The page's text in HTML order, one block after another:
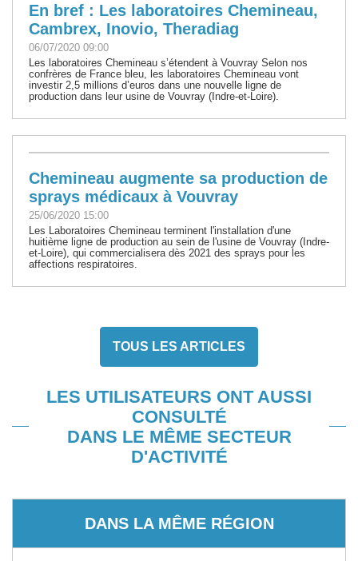
En bref : Les laboratoires Chemineau,
Cambrex, Inovio, Theradiag
06/07/2020 09:00
Les laboratoires Chemineau s’étendent à Vouvray Selon nos
confrères de France bleu, les laboratoires Chemineau vont
investir 2,5 millions d’euros dans une nouvelle ligne de
production dans leur usine de Vouvray (Indre-et-Loire).
Chemineau augmente sa production de
sprays médicaux à Vouvray
25/06/2020 15:00
Les Laboratoires Chemineau terminent l'installation d'une
huitième ligne de production au sein de l'usine de Vouvray (Indre-
et-Loire), qui commercialisera dès 2021 des sprays pour les
affections respiratoires.
TOUS LES ARTICLES
LES UTILISATEURS ONT AUSSI
CONSULTÉ
DANS LE MÊME SECTEUR
D'ACTIVITÉ
DANS LA MÊME RÉGION